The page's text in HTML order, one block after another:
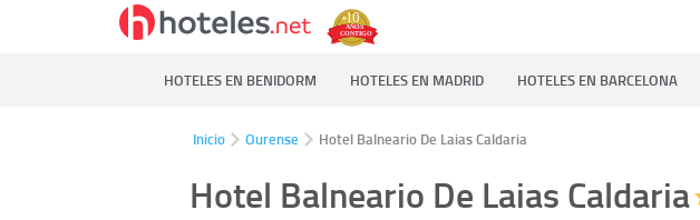
HOTELES EN BENIDORM HOTELES EN MADRID HOTELES EN BARCELONA
Inicio Ourense Hotel Balneario De Laias Caldaria
Hotel Balneario De Laias Caldaria